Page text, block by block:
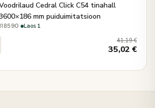
Cedral Click C54 tinahall
mm puiduimitatsioon
· Laos 1
41,19€
35,02€